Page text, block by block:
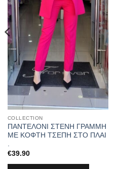
COLLECTION
ΠΑΝΤΕΛΟΝΙ ΣΤΕΝΗ ΓΡΑΜΜΗ
ΜΕ ΚΟΦΤΗ ΤΣΕΠΗ ΣΤΟ ΠΛΑΙ
.
€39.90